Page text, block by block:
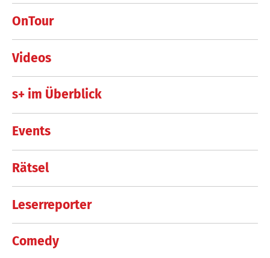
OnTour
Videos
s+ im Überblick
Events
Rätsel
Leserreporter
Comedy